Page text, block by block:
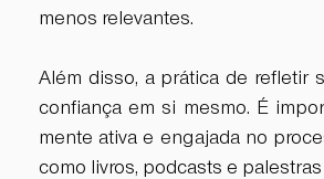
menos relevantes.
Além disso, a prática de refletir
confiança em si mesmo. É
mente ativa e engajada no
como livros, podcasts e